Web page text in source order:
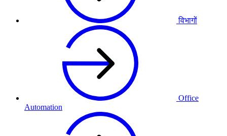
विभागों
Office
Automation